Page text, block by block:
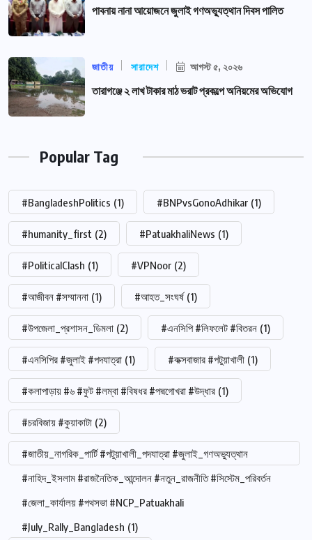
পাবনায় নানা আয়োজনে জুলাই গণঅভ্যুত্থান দিবস পালিত
জাতীয় সারাদেশ আগস্ট ৫, ২০২৬
তারাগঞ্জে ২ লাখ টাকার মাঠ ভরাট প্রকল্পে অনিয়মের অভিযোগ
Popular Tag
#BangladeshPolitics (1) #BNPvsGonoAdhikar (1)
#humanity_first (2) #PatuakhaliNews (1)
#PoliticalClash (1) #VPNoor (2)
#আজীবন #সম্মাননা (1) #আহত_সংঘর্ষ (1)
#উপজেলা_প্রশাসন_ডিমলা (2) #এনসিপি #লিফলেট #বিতরন (1)
#এনসিপির #জুলাই #পদযাত্রা (1) #কক্সবাজার #পটুয়াখালী (1)
#কলাপাড়ায় #৬ #ফুট #লম্বা #বিষধর #পদ্মগোখরা #উদ্ধার (1)
#চরবিজায় #কুয়াকাটা (2)
#জাতীয়_নাগরিক_পার্টি #পটুয়াখালী_পদযাত্রা #জুলাই_গণঅভ্যুত্থান
#নাহিদ_ইসলাম #রাজনৈতিক_আন্দোলন #নতুন_রাজনীতি #সিস্টেম_পরিবর্তন
#জেলা_কার্যালয় #পথসভা #NCP_Patuakhali
#July_Rally_Bangladesh (1)